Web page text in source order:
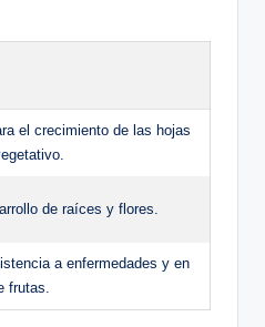
el crecimiento de las hojas
de raíces y flores.
a enfermedades y en
frutas.